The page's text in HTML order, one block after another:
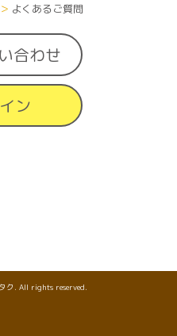
よくあるご質問
合わせ
ン
ク. All rights reserved.